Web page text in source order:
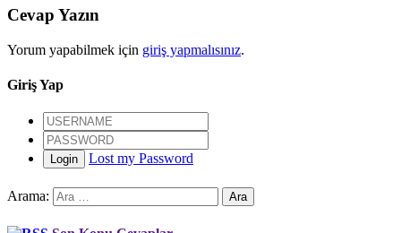
Cevap Yazın
Yorum yapabilmek için giriş yapmalısınız.
Giriş Yap
Login Lost my Password
Arama: